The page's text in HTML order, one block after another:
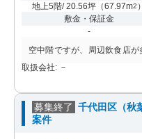
地上5階/ 20.56坪 （67.97m2 ）
敷金・保証金
-
空中階ですが、周辺飲食店
取扱会社: －
募集終了 千代田区（秋
案件